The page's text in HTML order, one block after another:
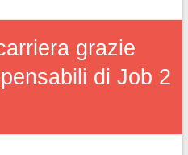
grazie
di Job 2